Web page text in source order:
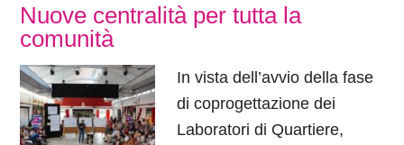
Nuove centralità per tutta la
comunità
In vista dell’avvio della fase
di coprogettazione dei
Laboratori di Quartiere,